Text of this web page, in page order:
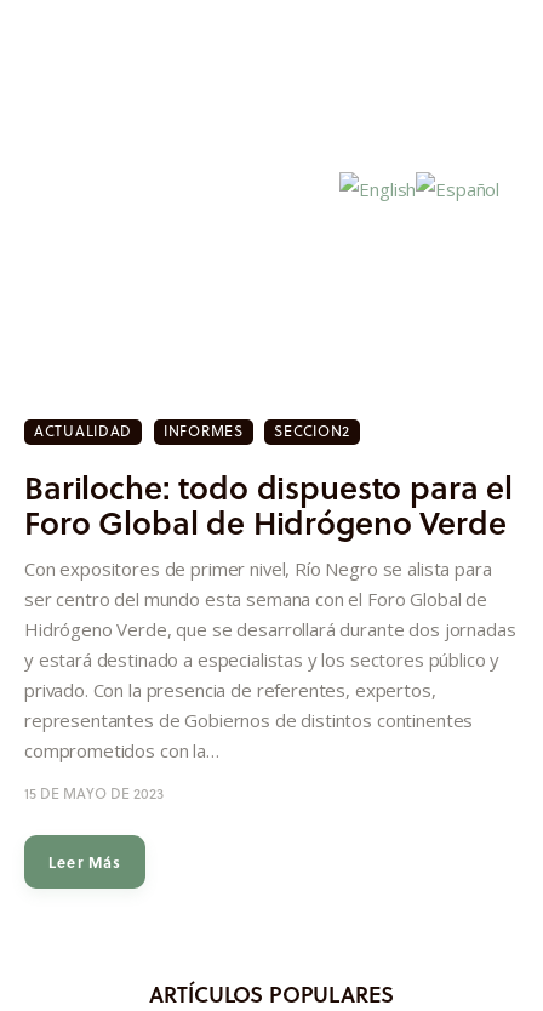
Investigación
Proyectos
Informes
Quiénes somos
ACTUALIDAD INFORMES SECCION2
Bariloche: todo dispuesto para el
Foro Global de Hidrógeno Verde
Con expositores de primer nivel, Río Negro se alista para
ser centro del mundo esta semana con el Foro Global de
Hidrógeno Verde, que se desarrollará durante dos jornadas
y estará destinado a especialistas y los sectores público y
privado. Con la presencia de referentes, expertos,
representantes de Gobiernos de distintos continentes
comprometidos con la…
15 DE MAYO DE 2023
Leer Más
ARTÍCULOS POPULARES